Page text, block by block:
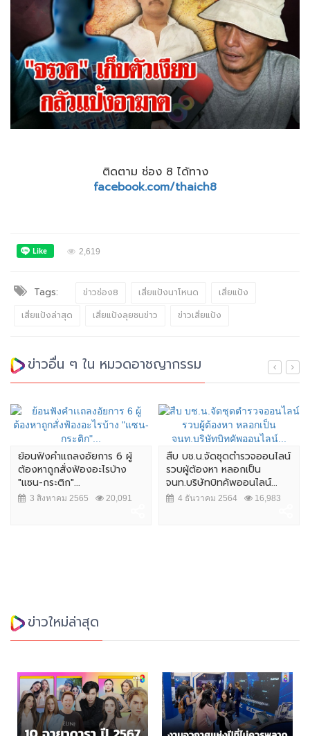
ติดตาม ช่อง 8 ได้ทาง
facebook.com/thaich8
2,619
Tags: ข่าวช่อง8 เสี่ยแป้งนาโหนด
เสี่ยแป้ง
เสี่ยแป้งล่าสุด
เสี่ยแป้งลุยชนข่าว ข่าวเสี่ยแป้ง
ข่าวอื่น ๆ ใน หมวดอาชญากรรม
ย้อนฟังคำเเถลงอัยการ 6 ผู้
ต้องหาถูกสั่งฟ้องอะไรบ้าง
"แซน-กระติก"...
3 สิงหาคม 2565 20,091
สืบ บช.น.จัดชุดตำรวจออนไลน์
รวบผู้ต้องหา หลอกเป็น
จนท.บริษัทบิทคัพออนไลน์...
4 ธันวาคม 2564 16,983
ข่าวใหม่ล่าสุด